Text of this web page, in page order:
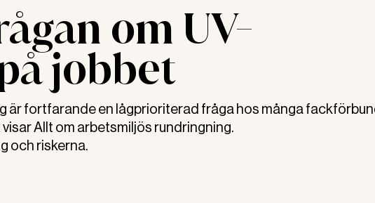
om UV-
jobbet
är fortfarande en lågprioriterad fråga hos många
Allt om arbetsmiljös rundringning.
och riskerna.